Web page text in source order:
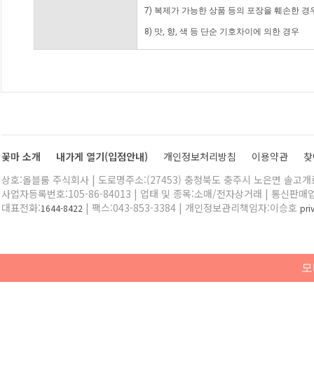
7) 복제가 가능한 상품 등의 포장을 훼손한 경
8) 맛, 향, 색 등 단순 기호차이에 의한 경우
꽃마 소개 내가게 열기(입점안내) 개인정보처리방침 이용약관
상호:올블룸 주식회사 | 도로명주소:(27453) 충청북도 충주시 노은면 솔고
사업자등록번호:105-86-84013 | 업태 및 종목:소매/전자상거래 | 통신판매
대표전화:1644-8422 | 팩스:043-853-3384 | 개인정보관리책임자:이승호